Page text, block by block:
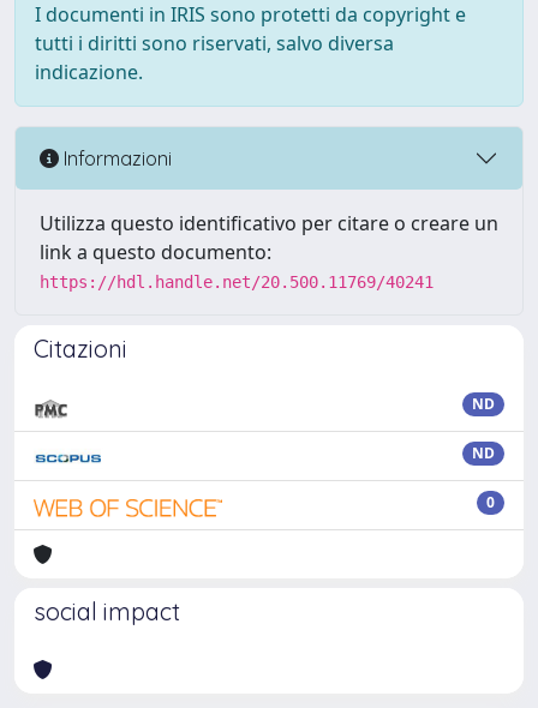
I documenti in IRIS sono protetti da copyright e
tutti i diritti sono riservati, salvo diversa
indicazione.
Informazioni
Utilizza questo identificativo per citare o creare un
link a questo documento:
https://hdl.handle.net/20.500.11769/40241
Citazioni
ND
ND
0
social impact